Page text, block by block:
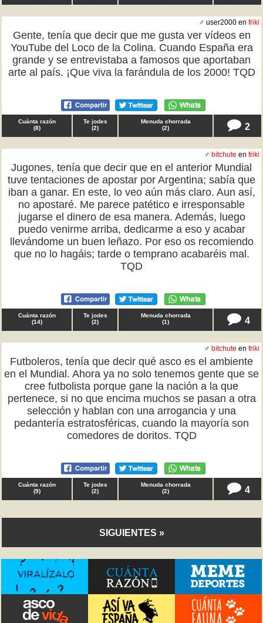
♂ user2000 en friki
Gente, tenía que decir que me gusta ver vídeos en
YouTube del Loco de la Colina. Cuando España era
grande y se entrevistaba a famosos que aportaban
arte al país. ¡Que viva la farándula de los 2000! TQD
Cuánta razón
(8)
Te jodes
(2)
Menuda chorrada
(2) 2
♂ bitchute en friki
Jugones, tenía que decir que en el anterior Mundial
tuve tentaciones de apostar por Argentina; sabía que
iban a ganar. En este, lo veo aún más claro. Aun así,
no apostaré. Me parece patético e irresponsable
jugarse el dinero de esa manera. Además, luego
puedo venirme arriba, dedicarme a eso y acabar
llevándome un buen leñazo. Por eso os recomiendo
que no lo hagáis; tarde o temprano acabaréis mal.
TQD
Cuánta razón
(14)
Te jodes
(2)
Menuda chorrada
(1) 4
♂ bitchute en friki
Futboleros, tenía que decir qué asco es el ambiente
en el Mundial. Ahora ya no solo tenemos gente que se
cree futbolista porque gane la nación a la que
pertenece, si no que encima muchos se pasan a otra
selección y hablan con una arrogancia y una
pedantería estratosféricas, cuando la mayoría son
comedores de doritos. TQD
Cuánta razón
(9)
Te jodes
(2)
Menuda chorrada
(2) 4
SIGUIENTES »